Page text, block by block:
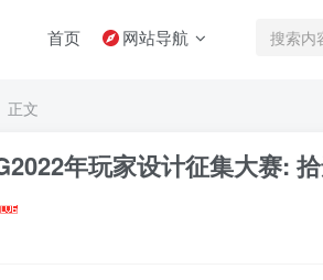
首页 网站导航
正文
年玩家设计征集大赛: